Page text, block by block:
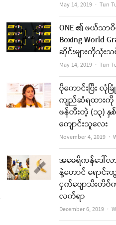
May 14, 2019 Tun
ONE ၏ ဖယ်သာ
Boxing World
ဆိုင်းများကိုသုံးသ
May 14, 2019 Tun
ပိုကောင်းပြီး လုံ
ကျည်ဆံရထားကို
ဖန်တီးတဲ့ (၁၃)
ကျောင်းသူလေး
November 4, 2019
အမေရိကန်ဒေါ်လ
နဲ့တောင် ရောင်
ငှက်ပျောသီးတိ
လက်ရာ
December 6, 2019